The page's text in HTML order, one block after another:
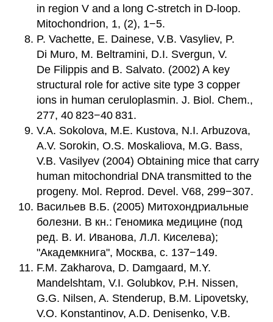
in region V and a long C-stretch in D-loop.
Mitochondrion, 1, (2), 1−5.
P. Vachette, E. Dainese, V.B. Vasyliev, P.
Di Muro, M. Beltramini, D.I. Svergun, V.
De Filippis and B. Salvato. (2002) A key
structural role for active site type 3 copper
ions in human ceruloplasmin. J. Biol. Chem.,
277, 40 823−40 831.
V.A. Sokolova, M.E. Kustova, N.I. Arbuzova,
A.V. Sorokin, O.S. Moskaliova, M.G. Bass,
V.B. Vasilyev (2004) Obtaining mice that carry
human mitochondrial DNA transmitted to the
progeny. Mol. Reprod. Devel. V68, 299−307.
Васильев В.Б. (2005) Митохондриальные
болезни. В кн.: Геномика медицине (под
ред. В. И. Иванова, Л.Л. Киселева);
"Академкнига", Москва, с. 137−149.
F.M. Zakharova, D. Damgaard, M.Y.
Mandelshtam, V.I. Golubkov, P.H. Nissen,
G.G. Nilsen, A. Stenderup, B.M. Lipovetsky,
V.O. Konstantinov, A.D. Denisenko, V.B.